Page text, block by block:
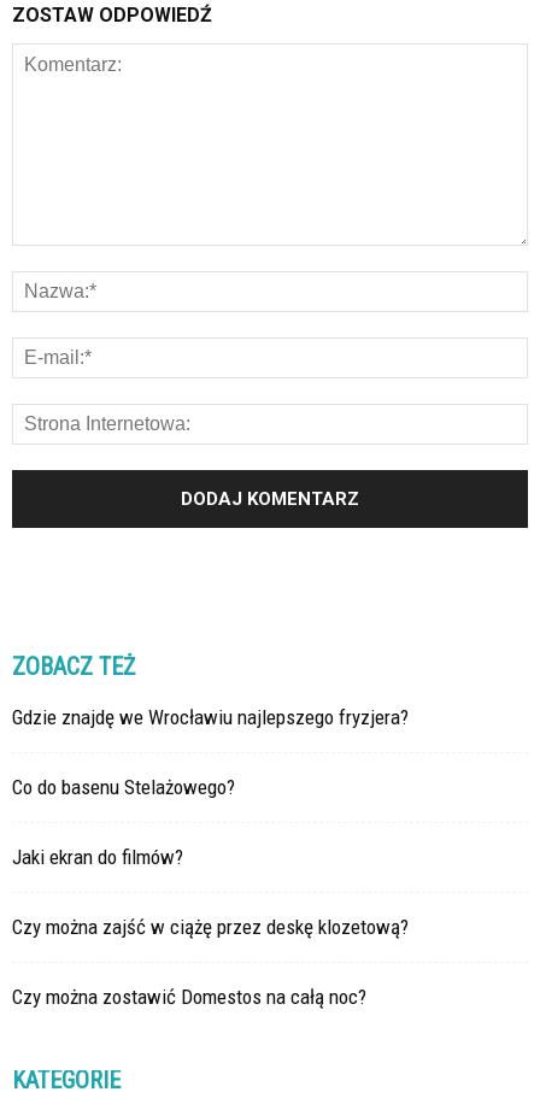
ZOSTAW ODPOWIEDŹ
ZOBACZ TEŻ
Gdzie znajdę we Wrocławiu najlepszego fryzjera?
Co do basenu Stelażowego?
Jaki ekran do filmów?
Czy można zajść w ciążę przez deskę klozetową?
Czy można zostawić Domestos na całą noc?
KATEGORIE